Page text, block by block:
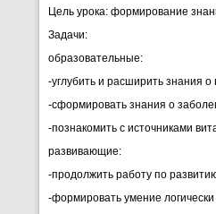
Цель урока: формирование
Задачи:
образовательные:
-углубить и расширить знания
-сформировать знания о
-познакомить с источниками
развивающие:
-продолжить работу по
-формировать умение